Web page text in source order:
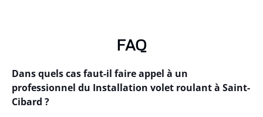
FAQ
Dans quels cas faut-il faire appel à un
professionnel du Installation volet roulant à Saint-
Cibard ?